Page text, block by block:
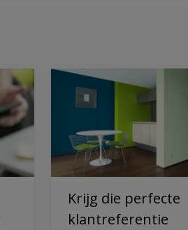
Krijg die perfecte
klantreferentie